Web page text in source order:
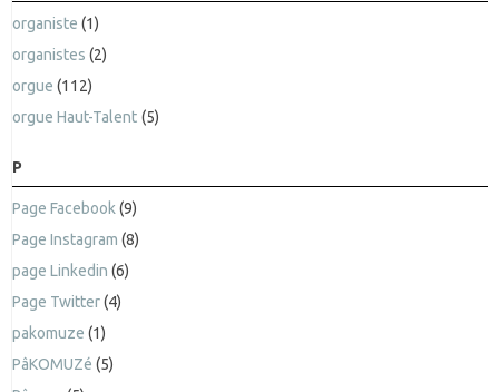
organiste (1)
organistes (2)
orgue (112)
orgue Haut-Talent (5)
P
Page Facebook (9)
Page Instagram (8)
page Linkedin (6)
Page Twitter(4)
pakomuze (1)
PâKOMUZé (5)